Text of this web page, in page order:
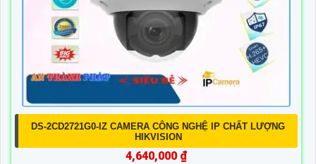
DS-2CD2721G0-IZ CAMERA CÔNG NGHỆ IP CHẤT LƯỢNG
HIKVISION
4,640,000 ₫